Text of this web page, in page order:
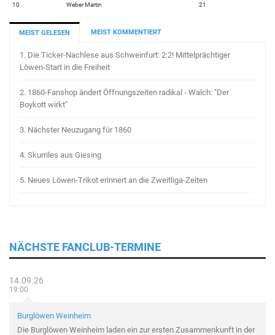
10
Weber Martin 21
MEIST GELESEN MEIST KOMMENTIERT
1. Die Ticker-Nachlese aus Schweinfurt: 2:2! Mittelprächtiger
Löwen-Start in die Freiheit
2. 1860-Fanshop ändert Öffnungszeiten radikal - Walch: "Der
Boykott wirkt"
3. Nächster Neuzugang für 1860
4. Skurriles aus Giesing
5. Neues Löwen-Trikot erinnert an die Zweitliga-Zeiten
NÄCHSTE FANCLUB-TERMINE
14.09.26
19:00
Burglöwen Weinheim
Die Burglöwen Weinheim laden ein zur ersten Zusammenkunft in der